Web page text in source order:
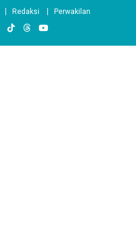
Redaksi Perwakilan